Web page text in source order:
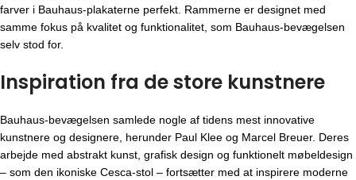
farver i Bauhaus-plakaterne perfekt. Rammerne er designet med
samme fokus på kvalitet og funktionalitet, som Bauhaus-bevægelsen
selv stod for.
Inspiration fra de store kunstnere
Bauhaus-bevægelsen samlede nogle af tidens mest innovative
kunstnere og designere, herunder Paul Klee og Marcel Breuer. Deres
arbejde med abstrakt kunst, grafisk design og funktionelt møbeldesign
– som den ikoniske Cesca-stol – fortsætter med at inspirere moderne